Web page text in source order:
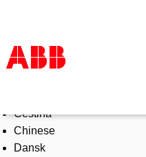
Products & Solutions
Industries
Services
Čeština
Chinese
Dansk